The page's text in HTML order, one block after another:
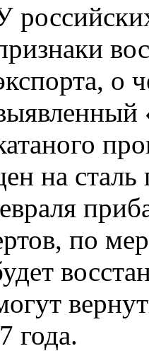
о
на
по
года.